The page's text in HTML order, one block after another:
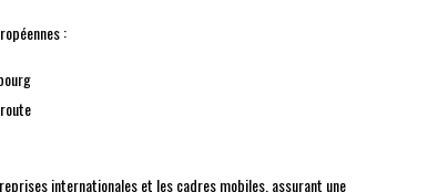
:
internationales et les cadres mobiles, assurant une